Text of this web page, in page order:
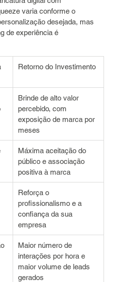
varia conforme o
desejada, mas
de experiência é
Retorno do Investimento
Brinde de alto valor
percebido, com
exposição de marca por
meses
Máxima aceitação do
público e associação
positiva à marca
Reforça o
profissionalismo e a
confiança da sua
empresa
Maior número de
interações por hora e
maior volume de leads
gerados